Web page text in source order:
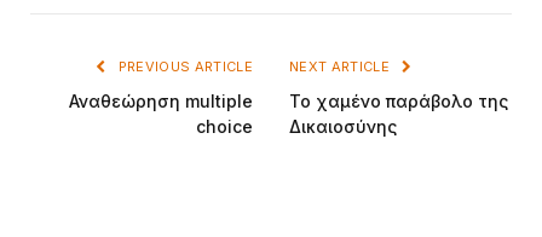
PREVIOUS ARTICLE
Αναθεώρηση multiple
choice
NEXT ARTICLE
Το χαμένο παράβολο της
Δικαιοσύνης